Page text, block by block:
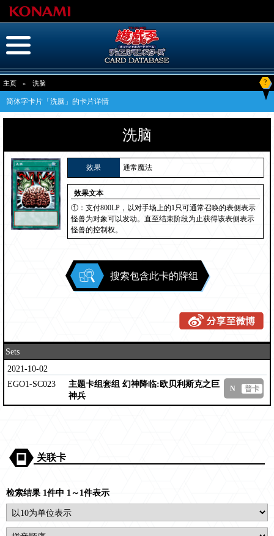
主页 » 洗脑 ?
简体字卡片「洗脑」的卡片详情
洗脑
效果 通常魔法
效果文本
①：支付800LP，以对手场上的1只可通常召唤的表侧表示
怪兽为对象可以发动。直至结束阶段为止获得该表侧表示
怪兽的控制权。
搜索包含此卡的牌组
Sets
2021-10-02
EGO1-SC023
主题卡组套组 幻神降临:欧贝利斯克之巨
神兵
N 普卡
关联卡
检索结果 1件中 1～1件表示